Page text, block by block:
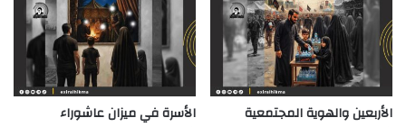
الأربعين والهوية المجتمعية الأسرة في ميزان عاشوراء